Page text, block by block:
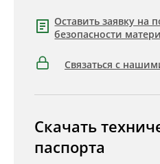
Оставить заявку на
безопасности
Связаться с
Скачать
паспорта